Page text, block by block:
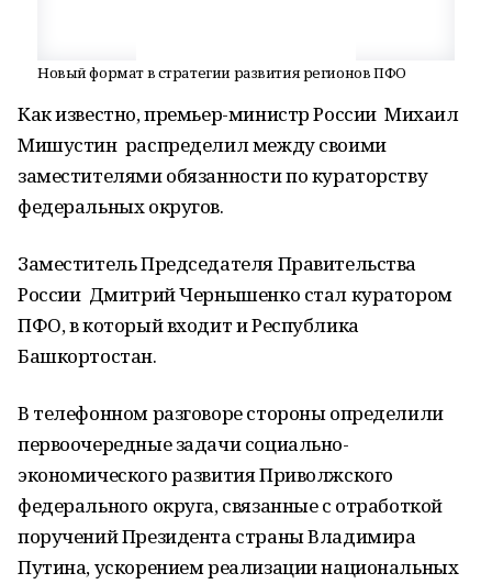
Новый формат в стратегии развития регионов ПФО
Как известно, премьер-министр России Михаил
Мишустин распределил между своими
заместителями обязанности по кураторству
федеральных округов.
Заместитель Председателя Правительства
России Дмитрий Чернышенко стал куратором
ПФО, в который входит и Республика
Башкортостан.
В телефонном разговоре стороны определили
первоочередные задачи социально-
экономического развития Приволжского
федерального округа, связанные с отработкой
поручений Президента страны Владимира
Путина, ускорением реализации национальных